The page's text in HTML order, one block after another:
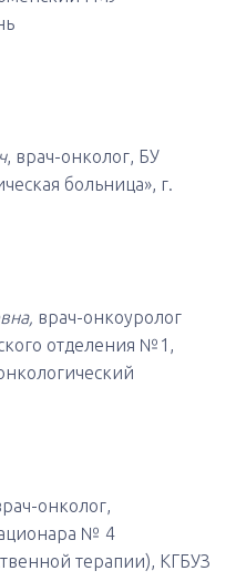
, врач-онколог, БУ
больница», г.
врач-онкоуролог
отделения №1,
онколог,
№ 4
терапии), КГБУЗ